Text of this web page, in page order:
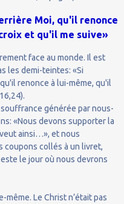
Moi, qu'il renonce
et qu'il me suive»
face au monde. Il est
les demi-teintes: «Si
renonce à lui-même, qu'il
générée par nous-
«Nous devons supporter la
ainsi…», et nous
coupons collés à un livret,
le jour où nous devrons
même. Le Christ n’était pas